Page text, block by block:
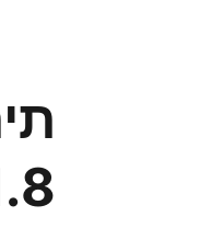
1.8+